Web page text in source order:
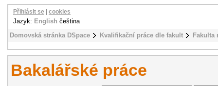
Domovská stránka DSpace Kvalifikační práce dle fakult
Přihlásit se cookies
Jazyk: English čeština
Bakalářské práce